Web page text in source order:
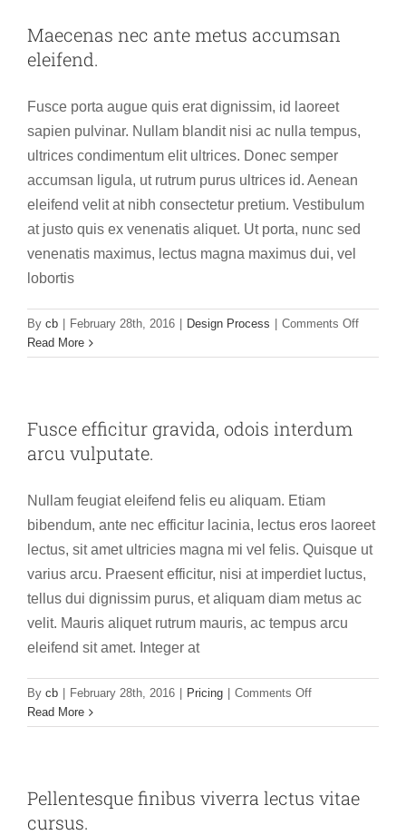
venenatis
Maecenas nec ante metus accumsan
eleifend.
Fusce porta augue quis erat dignissim, id laoreet
sapien pulvinar. Nullam blandit nisi ac nulla tempus,
ultrices condimentum elit ultrices. Donec semper
accumsan ligula, ut rutrum purus ultrices id. Aenean
eleifend velit at nibh consectetur pretium. Vestibulum
at justo quis ex venenatis aliquet. Ut porta, nunc sed
venenatis maximus, lectus magna maximus dui, vel
lobortis
By cb February 28th, 2016 Design Process Comments Offon
nec
Read More
Fusce efficitur gravida, odois interdum
arcu vulputate.
Nullam feugiat eleifend felis eu aliquam. Etiam
bibendum, ante nec efficitur lacinia, lectus eros laoreet
lectus, sit amet ultricies magna mi vel felis. Quisque ut
varius arcu. Praesent efficitur, nisi at imperdiet luctus,
tellus dui dignissim purus, et aliquam diam metus ac
velit. Mauris aliquet rutrum mauris, ac tempus arcu
eleifend sit amet. Integer at
By cb February 28th, 2016 Pricing Comments Offon
efficitur
interdum
arcu
Read More
Pellentesque finibus viverra lectus vitae
cursus.